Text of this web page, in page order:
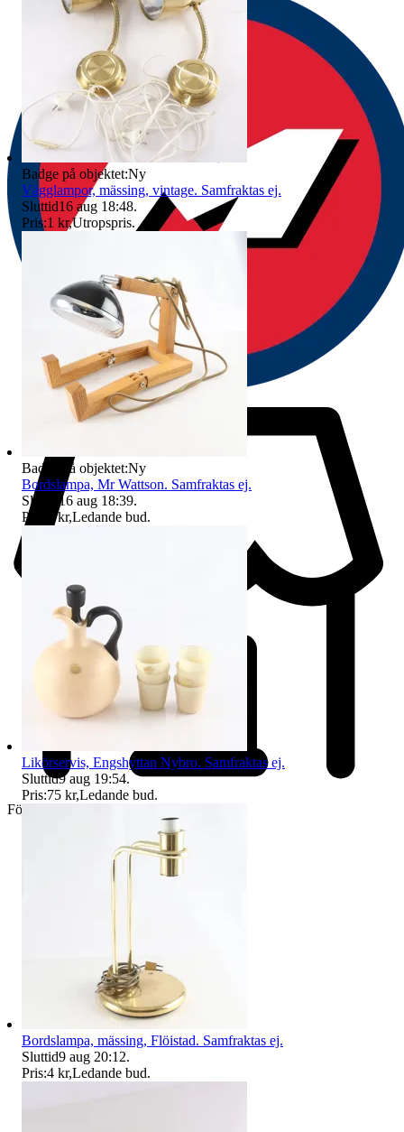
Företag
Badge på objektet:Ny
Vägglampor, mässing, vintage. Samfraktas ej.
Sluttid16 aug 18:48.
Pris:1 kr,Utropspris.
Badge på objektet:Ny
Bordslampa, Mr Wattson. Samfraktas ej.
Sluttid
16 aug 18:39.
Pris:
1 kr,Ledande bud.
Likörservis, Engshyttan Nybro. Samfraktas ej.
Sluttid9 aug 19:54.
Pris:75 kr,Ledande bud.
Bordslampa, mässing, Flöistad. Samfraktas ej.
Sluttid9 aug 20:12.
Pris:4 kr,Ledande bud.